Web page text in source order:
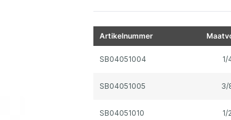
Artikelnummer
SB04051004 1/
SB04051005 3/
SB04051010 1/